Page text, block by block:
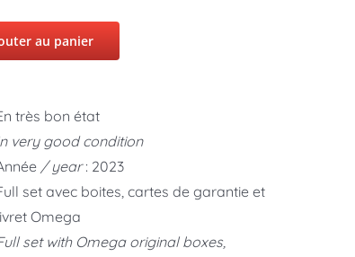
au panier
très bon état
very good condition
/ year: 2023
set avec boites, cartes de garantie et
Omega
set with Omega original boxes,